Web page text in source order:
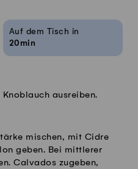
Auf dem Tisch in
20min
ausreiben.
mischen, mit Cidre
geben. Bei mittlerer
Calvados zugeben,